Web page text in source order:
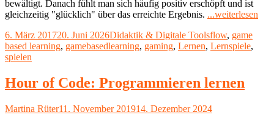
bewältigt. Danach fühlt man sich häufig positiv erschöpft und ist
gleichzeitig "glücklich" über das erreichte Ergebnis. ...weiterlesen
Veröffentlicht
am
6. März 201720. Juni 2026Kategorien
Didaktik & Digitale ToolsSchlagwörter
flow, game
based learning, gamebasedlearning, gaming, Lernen, Lernspiele,
spielen
Hour of Code: Programmieren lernen
Autor
Martina RüterVeröffentlicht
11. November 201914. Dezember 2024